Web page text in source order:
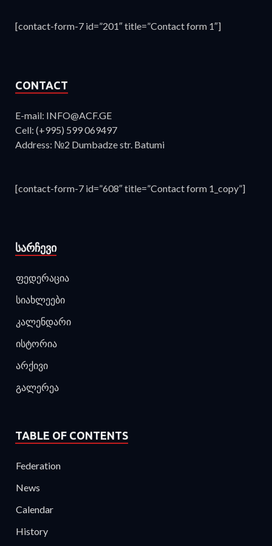
[contact-form-7 id=”201″ title=”Contact form 1″]
CONTACT
E-mail: INFO@ACF.GE
Cell: (+995) 599 069497
Address: №2 Dumbadze str. Batumi
[contact-form-7 id=”608″ title=”Contact form 1_copy”]
ᲡᲐᲠᲩᲔᲕᲘ
ფედერაცია
სიახლეები
კალენდარი
ისტორია
არქივი
გალერეა
TABLE OF CONTENTS
Federation
News
Calendar
History